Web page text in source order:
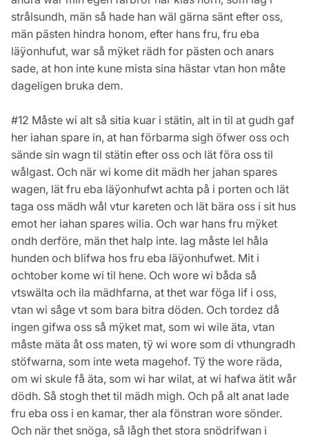
strålsundh, män så hade han wäl gärna sänt efter oss,
män pästen hindra honom, efter hans fru, fru eba
läÿonhufut, war så mÿket rädh for pästen och anars
sade, at hon inte kune mista sina hästar vtan hon måte
dageligen bruka dem.
#12 Måste wi alt så sitia kuar i stätin, alt in til at gudh gaf
her iahan spare in, at han förbarma sigh öfwer oss och
sände sin wagn til stätin efter oss och lät föra oss til
wålgast. Och när wi kome dit mädh her jahan spares
wagen, lät fru eba läÿonhufwt achta på i porten och lät
taga oss mädh wål vtur kareten och lät bära oss i sit hus
emot her iahan spares wilia. Och war hans fru mÿket
ondh derföre, män thet halp inte. Iag måste lel håla
hunden och blifwa hos fru eba läÿonhufwet. Mit i
ochtober kome wi til hene. Och wore wi båda så
vtswälta och ila mädhfarna, at thet war föga lif i oss,
vtan wi såge vt som bara bitra döden. Och tordez då
ingen gifwa oss så mÿket mat, som wi wile äta, vtan
måste mäta åt oss maten, tÿ wi wore som di vthungradh
stöfwarna, som inte weta magehof. Tÿ the wore räda,
om wi skule få äta, som wi har wilat, at wi hafwa ätit wår
dödh. Så stogh thet til mädh migh. Och på alt anat lade
fru eba oss i en kamar, ther ala fönstran wore sönder.
Och när thet snöga, så lågh thet stora snödrifwan i